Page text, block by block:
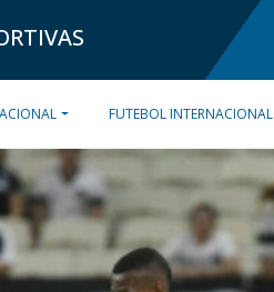
FUTEBOL INTERNACIONAL